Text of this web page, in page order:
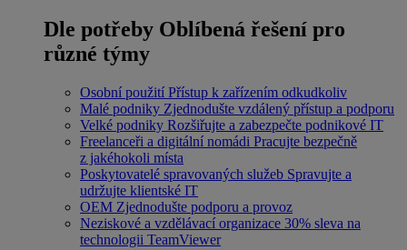
Dle potřeby Oblíbená řešení pro
různé týmy
Osobní použití Přístup k zařízením odkudkoliv
Malé podniky Zjednodušte vzdálený přístup a podporu
Velké podniky Rozšiřujte a zabezpečte podnikové IT
Freelanceři a digitální nomádi Pracujte bezpečně
z jakéhokoli místa
Poskytovatelé spravovaných služeb Spravujte a
udržujte klientské IT
OEM Zjednodušte podporu a provoz
Neziskové a vzdělávací organizace 30% sleva na
technologii TeamViewer